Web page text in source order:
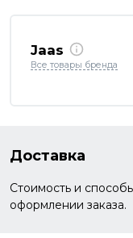
Jaas
Все товары бренда
Доставка
Стоимость и
оформлении заказа.